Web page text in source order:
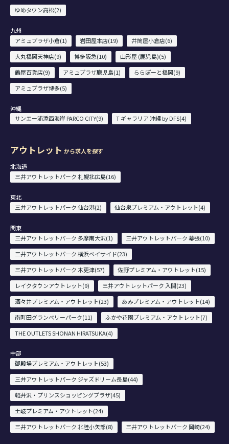
ゆめタウン高松(2)
九州
アミュプラザ小倉(1)
岩田屋本店(19)
井筒屋小倉店(6)
大丸福岡天神店(9)
博多阪急(10)
山形屋 (鹿児島)(5)
鶴屋百貨店(9)
アミュプラザ鹿児島(1)
ららぽーと福岡(9)
アミュプラザ博多(5)
沖縄
サンエー浦添西海岸 PARCO CITY(9)
T ギャラリア 沖縄 by DFS(4)
アウトレット から求人を探す
北海道
三井アウトレットパーク 札幌北広島(16)
東北
三井アウトレットパーク 仙台港(2)
仙台泉プレミアム・アウトレット(4)
関東
三井アウトレットパーク 多摩南大沢(1)
三井アウトレットパーク 幕張(10)
三井アウトレットパーク 横浜ベイサイド(23)
三井アウトレットパーク 木更津(57)
佐野プレミアム・アウトレット(15)
レイクタウンアウトレット(9)
三井アウトレットパーク 入間(23)
酒々井プレミアム・アウトレット(23)
あみプレミアム・アウトレット(14)
南町田グランベリーパーク(11)
ふかや花園プレミアム・アウトレット(7)
THE OUTLETS SHONAN HIRATSUKA(4)
中部
御殿場プレミアム・アウトレット(53)
三井アウトレットパーク ジャズドリーム長島(44)
軽井沢・プリンスショッピングプラザ(45)
土岐プレミアム・アウトレット(24)
三井アウトレットパーク 北陸小矢部(8)
三井アウトレットパーク 岡崎(24)